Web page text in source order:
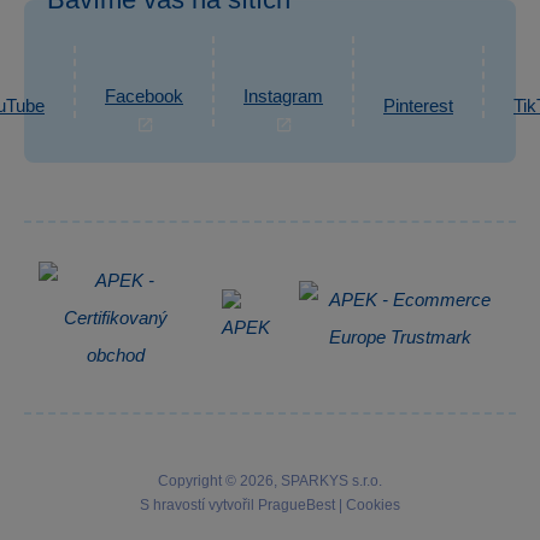
Reklamace
Informace o zpracování osobních údajů
eshop@sparkys.cz
Napsat zprávu
Facebook Instagram Pinterest
Copyright © 2026, SPARKYS s.r.o.
S hravostí vytvořil
PragueBest Cookies